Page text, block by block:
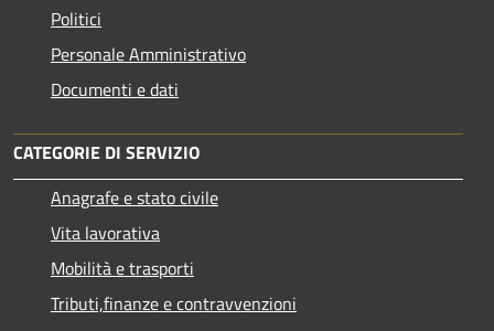
Politici
Personale Amministrativo
Documenti e dati
CATEGORIE DI SERVIZIO
Anagrafe e stato civile
Vita lavorativa
Mobilità e trasporti
Tributi,finanze e contravvenzioni